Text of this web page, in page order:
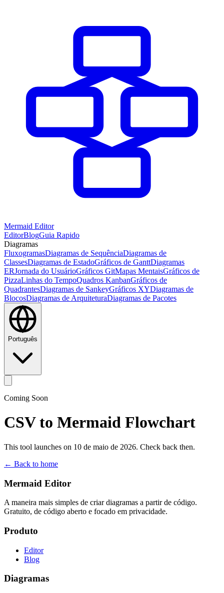
Mermaid Editor
EditorBlogGuia Rapido
Diagramas
FluxogramasDiagramas de SequênciaDiagramas de
ClassesDiagramas de EstadoGráficos de GanttDiagramas
ERJornada do UsuárioGráficos GitMapas MentaisGráficos de
PizzaLinhas do TempoQuadros KanbanGráficos de
QuadrantesDiagramas de SankeyGráficos XYDiagramas de
BlocosDiagramas de ArquiteturaDiagramas de Pacotes
Português
Coming Soon
CSV to Mermaid Flowchart
This tool launches on 10 de maio de 2026. Check back then.
← Back to home
Mermaid Editor
A maneira mais simples de criar diagramas a partir de código.
Gratuito, de código aberto e focado em privacidade.
Produto
Editor
Blog
Diagramas